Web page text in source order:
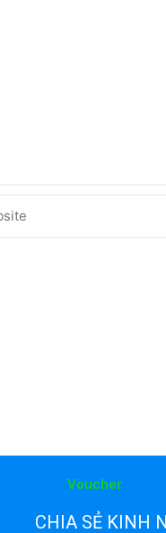
Voucher
CHIA SẺ KINH